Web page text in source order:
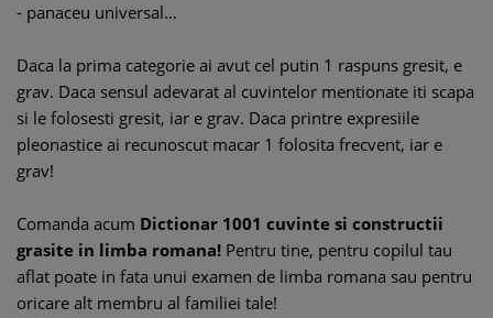
- panaceu universal…
Daca la prima categorie ai avut cel putin 1 raspuns gresit, e
grav. Daca sensul adevarat al cuvintelor mentionate iti scapa
si le folosesti gresit, iar e grav. Daca printre expresiile
pleonastice ai recunoscut macar 1 folosita frecvent, iar e
grav!
Comanda acum Dictionar 1001 cuvinte si constructii
grasite in limba romana! Pentru tine, pentru copilul tau
aflat poate in fata unui examen de limba romana sau pentru
oricare alt membru al familiei tale!